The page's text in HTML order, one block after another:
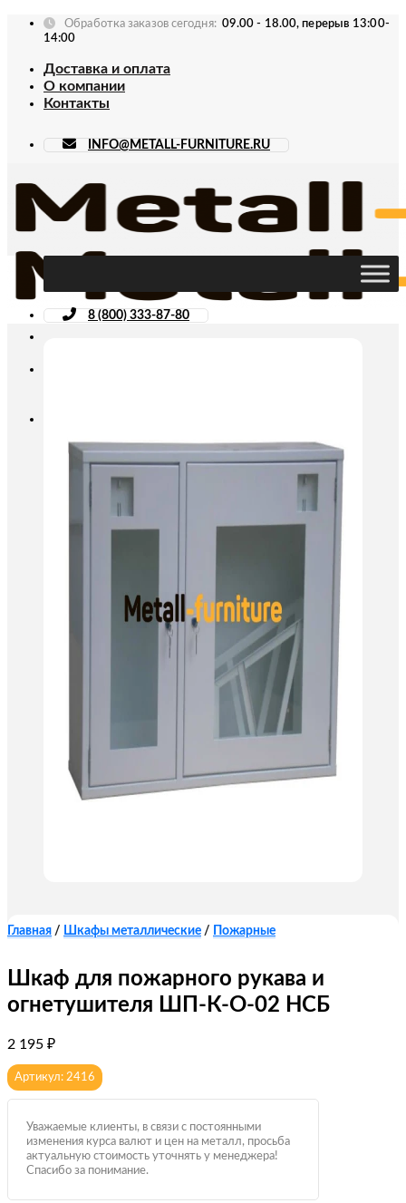
Skip
Обработка заказов сегодня: 09.00 - 18.00, перерыв 13:00-
14:00
Доставка и оплата
О компании
Контакты
INFO@METALL-FURNITURE.RU
8 (800) 333-87-80
Главная / Шкафы металлические / Пожарные
Шкаф для пожарного рукава и
огнетушителя ШП-К-О-02 НСБ
2 195 ₽
Артикул: 2416
Уважаемые клиенты, в связи с постоянными
изменения курса валют и цен на металл, просьба
актуальную стоимость уточнять у менеджера!
Спасибо за понимание.